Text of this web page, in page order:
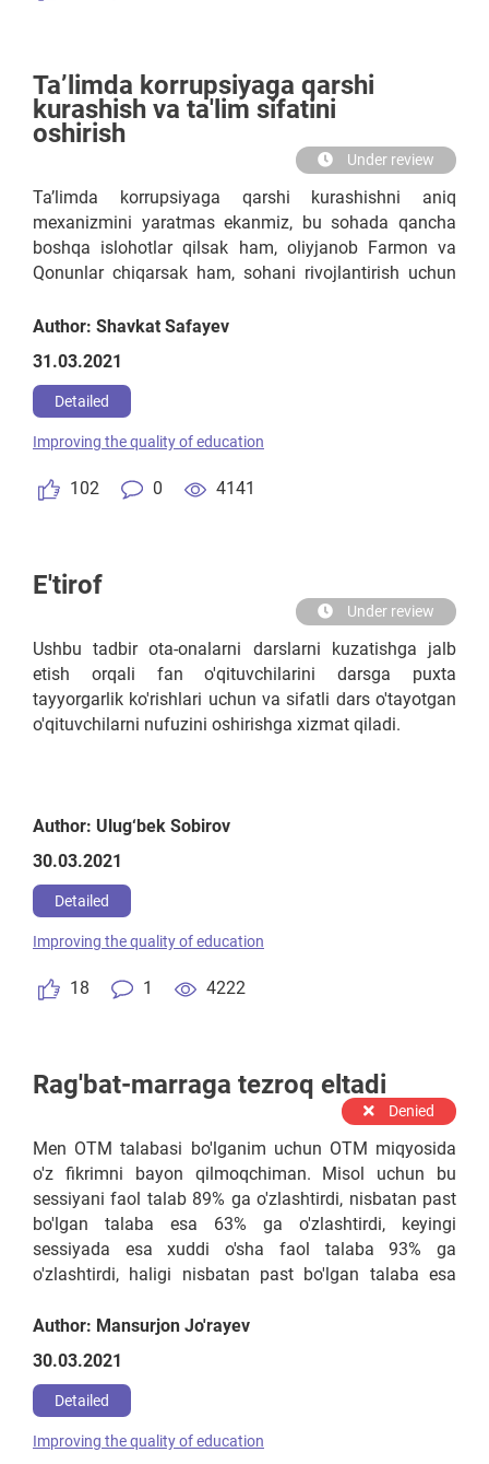
Ta’limda korrupsiyaga qarshi
kurashish va ta'lim sifatini
oshirish
Under review
Ta’limda korrupsiyaga qarshi kurashishni aniq
mexanizmini yaratmas ekanmiz, bu sohada qancha
boshqa islohotlar qilsak ham, oliyjanob Farmon va
Qonunlar chiqarsak ham, sohani rivojlantirish uchun
samara bermaydi.
Author: Shavkat Safayev
31.03.2021
Detailed
102 0 4141
Improving the quality of education
E'tirof
Under review
Ushbu tadbir ota-onalarni darslarni kuzatishga jalb
etish orqali fan o'qituvchilarini darsga puxta
tayyorgarlik ko'rishlari uchun va sifatli dars o'tayotgan
o'qituvchilarni nufuzini oshirishga xizmat qiladi.
Author: Ulug‘bek Sobirov
30.03.2021
Detailed
18 1 4222
Improving the quality of education
Rag'bat-marraga tezroq eltadi
Denied
Men OTM talabasi bo'lganim uchun OTM miqyosida
o'z fikrimni bayon qilmoqchiman. Misol uchun bu
sessiyani faol talab 89% ga o'zlashtirdi, nisbatan past
bo'lgan talaba esa 63% ga o'zlashtirdi, keyingi
sessiyada esa xuddi o'sha faol talaba 93% ga
o'zlashtirdi, haligi nisbatan past bo'lgan talaba esa
tomonidan rag'batlatiriladi, bizning ishimiz esa 63%
dan 70% ga o'zlashtirishini oshirgan talabani munosib
va yana talabani o'zini ham emas balki ota-onasini
o'ylayman. Bu albatta o'z samarasini ko'rsatmay
Author: Mansurjon Jo'rayev
30.03.2021
Detailed
Improving the quality of education